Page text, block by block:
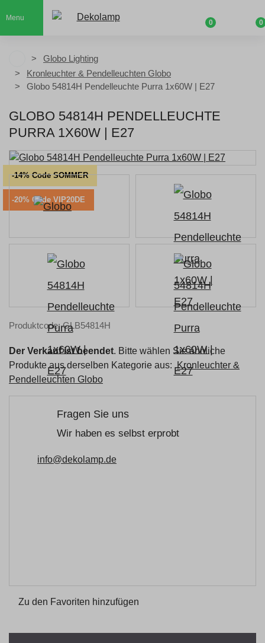
Menu
0 0
Globo Lighting
Kronleuchter & Pendelleuchten Globo
Globo 54814H Pendelleuchte Purra 1x60W | E27
GLOBO 54814H PENDELLEUCHTE
PURRA 1X60W | E27
-14% Code SOMMER
-20% Code VIP20DE
Produktcode: GLB54814H
Der Verkauf ist beendet. Bitte wählen Sie ähnliche
Produkte aus derselben Kategorie aus:Kronleuchter &
Pendelleuchten Globo
Fragen Sie uns
Wir haben es selbst erprobt
info@dekolamp.de
Zu den Favoriten hinzufügen